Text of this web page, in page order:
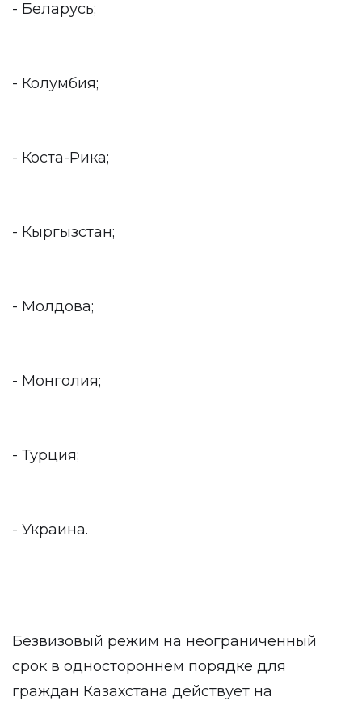
- Беларусь;
- Колумбия;
- Коста-Рика;
- Кыргызстан;
- Молдова;
- Монголия;
- Турция;
- Украина.
Безвизовый режим на неограниченный
срок в одностороннем порядке для
граждан Казахстана действует на